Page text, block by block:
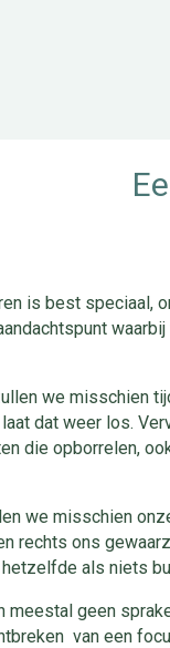
is best speciaal,
we misschien
dat weer los.
die opborrelen,
we misschien
rechts ons
als niets
meestal geen
van een